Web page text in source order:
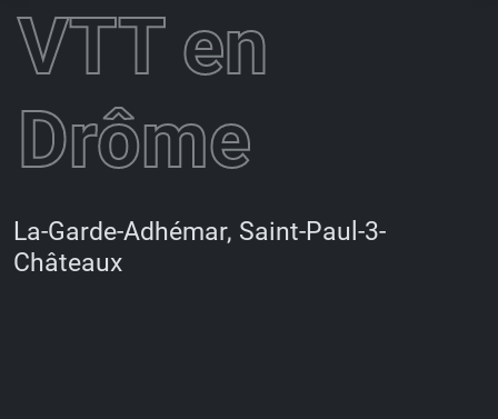
VTT en
Drôme
La-Garde-Adhémar, Saint-Paul-3-
Châteaux